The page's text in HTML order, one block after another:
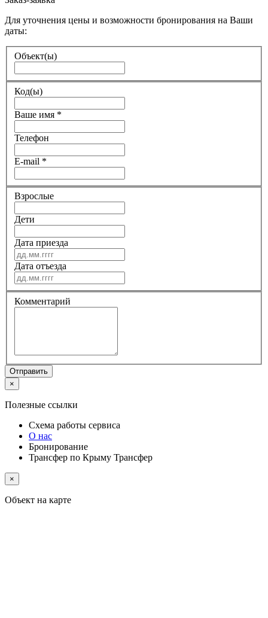
Для уточнения цены и возможности бронирования на Ваши
даты:
Объект(ы)
Код(ы)
Ваше имя *
Телефон
E-mail *
Взрослые
Дети
Дата приезда
Дата отъезда
Комментарий
Отправить
×
Полезные ссылки
Схема работы сервиса
О нас
Бронирование
Трансфер по Крыму Трансфер
×
Объект на карте